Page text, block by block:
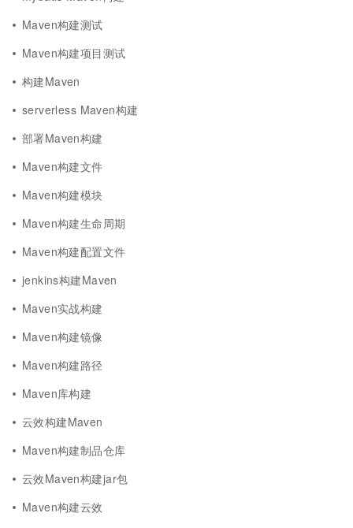
Maven构建测试
Maven构建项目测试
构建Maven
serverless Maven构建
部署Maven构建
Maven构建文件
Maven构建模块
Maven构建生命周期
Maven构建配置文件
jenkins构建Maven
Maven实战构建
Maven构建镜像
Maven构建路径
Maven库构建
云效构建Maven
Maven构建制品仓库
云效Maven构建jar包
Maven构建云效